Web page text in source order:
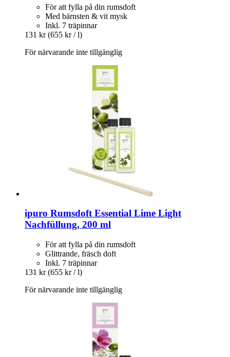
För att fylla på din rumsdoft
Med bärnsten & vit mysk
Inkl. 7 träpinnar
131 kr (655 kr / l)
För närvarande inte tillgänglig
ipuro Rumsdoft Essential Lime Light
Nachfüllung, 200 ml
För att fylla på din rumsdoft
Glittrande, fräsch doft
Inkl. 7 träpinnar
131 kr (655 kr / l)
För närvarande inte tillgänglig